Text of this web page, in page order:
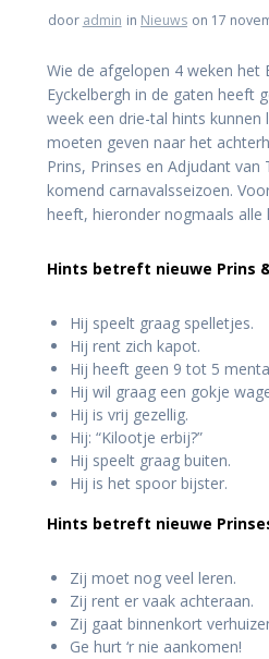
door admin in Nieuws on 17
Wie de afgelopen 4 weken het
Eyckelbergh in de gaten heeft
week een drie-tal hints kunnen
moeten geven naar het
Prins, Prinses en Adjudant
komend carnavalsseizoen.
heeft, hieronder nogmaals
Hints betreft nieuwe Prins
Hij speelt graag spelletjes.
Hij rent zich kapot.
Hij heeft geen 9 tot 5
Hij wil graag een gokje
Hij is vrij gezellig.
Hij: “Kilootje erbij?”
Hij speelt graag buiten.
Hij is het spoor bijster.
Hints betreft nieuwe
Zij moet nog veel leren.
Zij rent er vaak achteraan.
Zij gaat binnenkort
Ge hurt ‘r nie aankomen!